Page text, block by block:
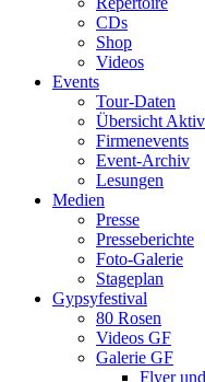
CDs
Shop
Videos
Events
Tour-Daten
Übersicht
Firmenevents
Event-Archiv
Lesungen
Medien
Presse
Presseberichte
Foto-Galerie
Stageplan
Gypsyfestival
80 Rosen
Videos GF
Galerie GF
Flyer